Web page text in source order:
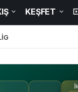
KEŞFET